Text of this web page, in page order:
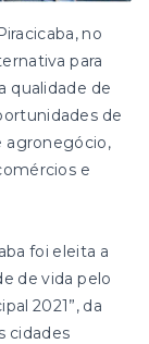
no
para
qualidade de
de
agronegócio,
e
foi eleita a
de vida pelo
2021”, da
cidades